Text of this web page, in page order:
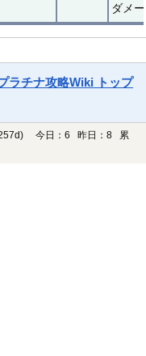
ダメ
ラチナ攻略Wiki トップ
今日：6 昨日：8 累